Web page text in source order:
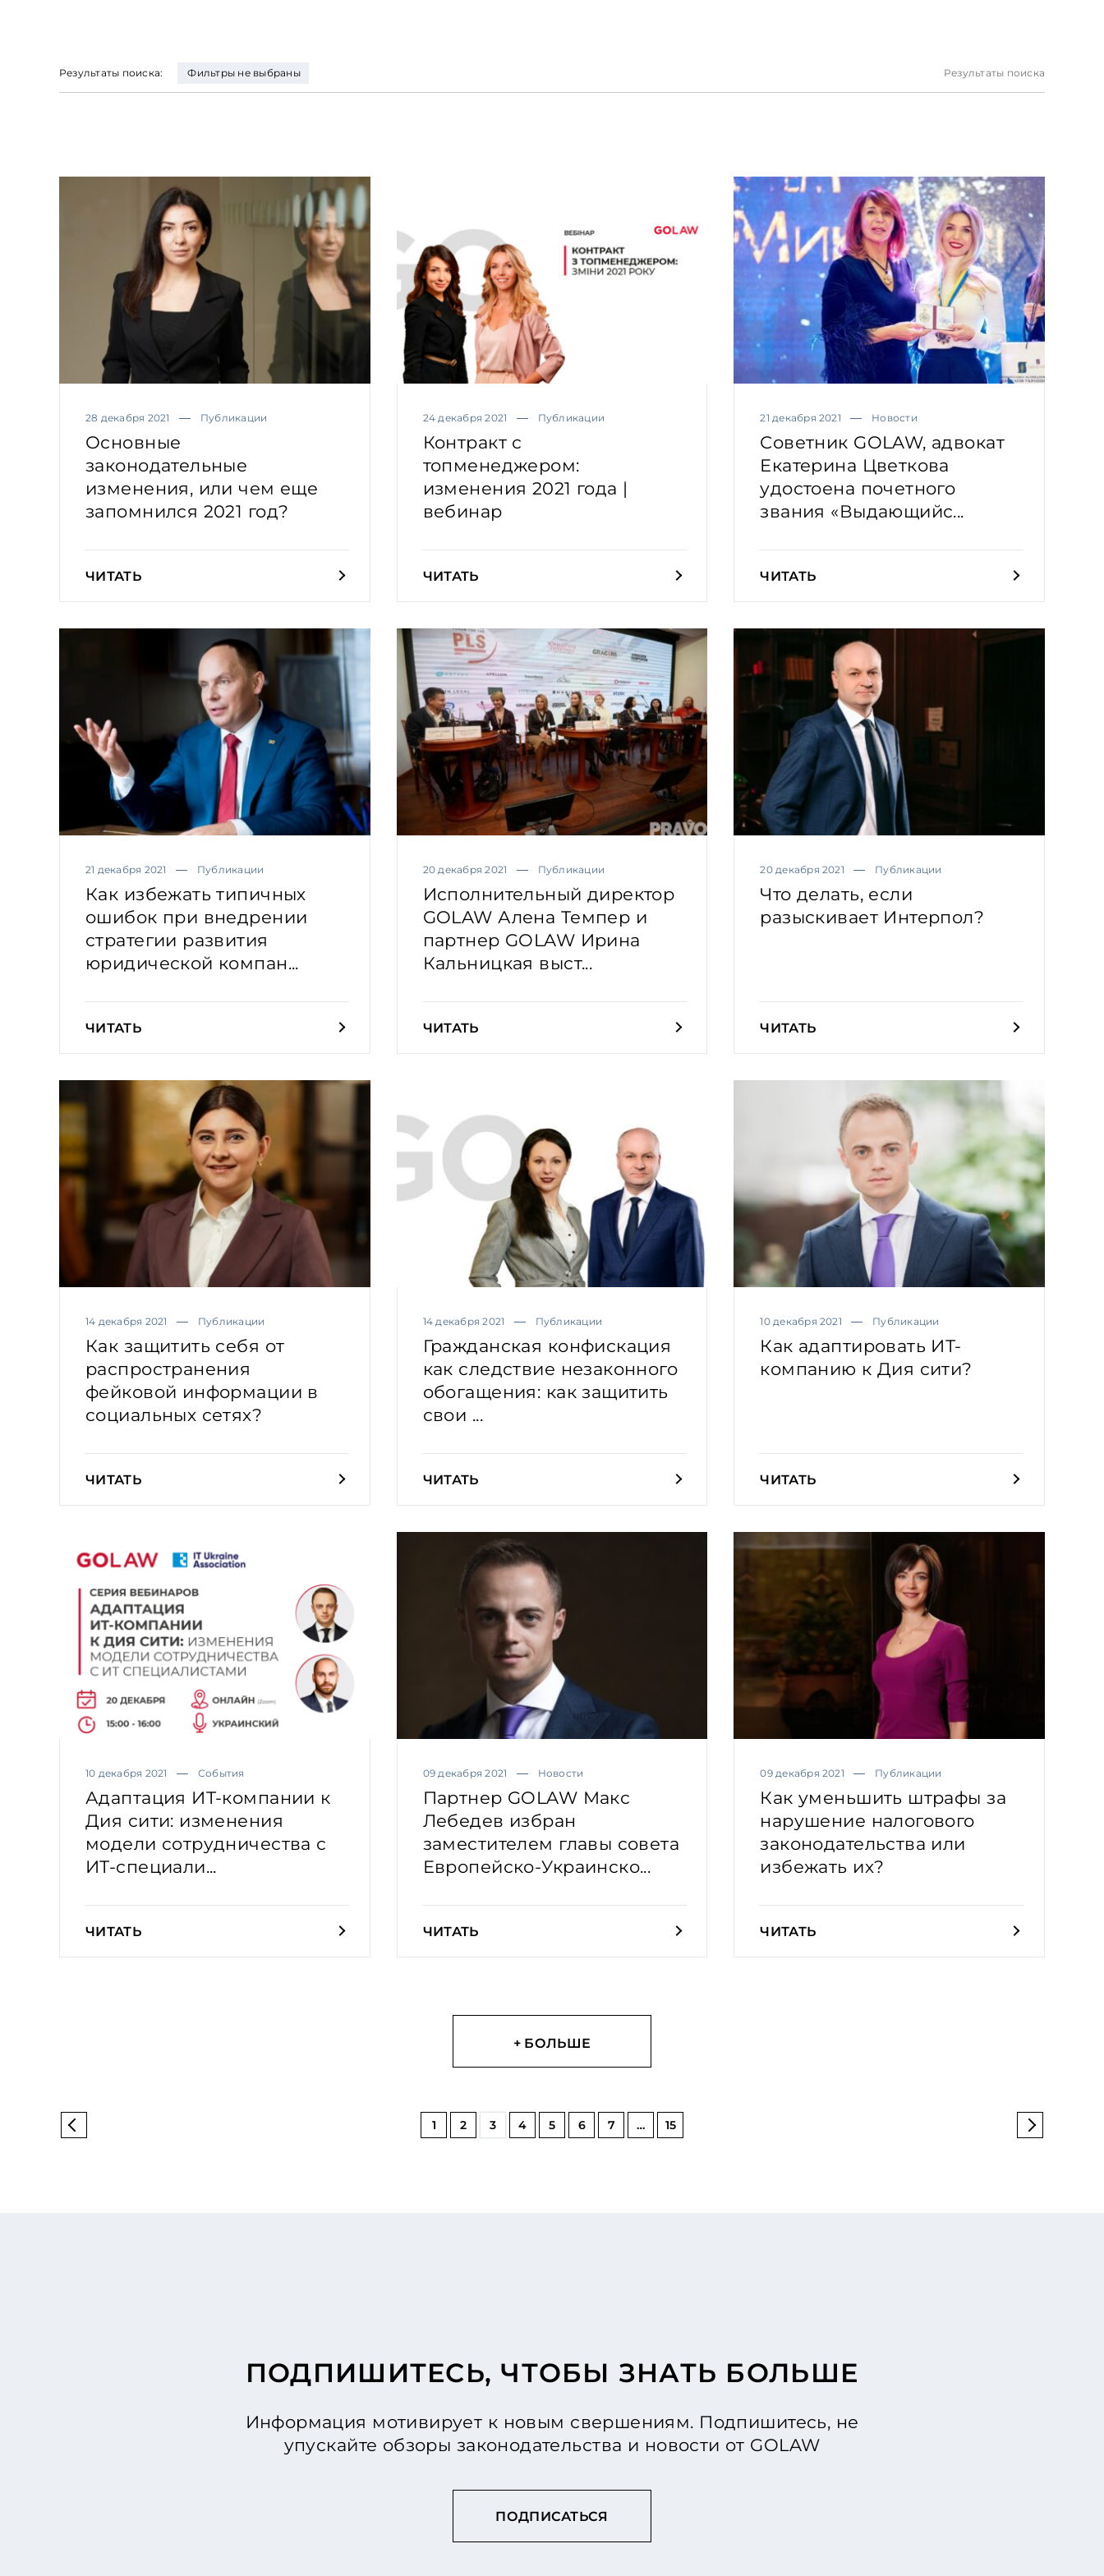
Результаты поиска: Фильтры не выбраны Результаты поиска
28 декабря 2021 Публикации
Основные
законодательные
изменения, или чем еще
запомнился 2021 год?
ЧИТАТЬ
24 декабря 2021 Публикации
Контракт с
топменеджером:
изменения 2021 года |
вебинар
ЧИТАТЬ
21 декабря 2021 Новости
Советник GOLAW, адвокат
Екатерина Цветкова
удостоена почетного
звания «Выдающийс...
ЧИТАТЬ
21 декабря 2021 Публикации
Как избежать типичных
ошибок при внедрении
стратегии развития
юридической компан...
ЧИТАТЬ
20 декабря 2021 Публикации
Исполнительный директор
GOLAW Алена Темпер и
партнер GOLAW Ирина
Кальницкая выст...
ЧИТАТЬ
20 декабря 2021 Публикации
Что делать, если
разыскивает Интерпол?
ЧИТАТЬ
14 декабря 2021 Публикации
Как защитить себя от
распространения
фейковой информации в
социальных сетях?
ЧИТАТЬ
14 декабря 2021 Публикации
Гражданская конфискация
как следствие незаконного
обогащения: как защитить
свои ...
ЧИТАТЬ
10 декабря 2021 Публикации
Как адаптировать ИТ-
компанию к Дия сити?
ЧИТАТЬ
10 декабря 2021 События
Адаптация ИТ-компании к
Дия сити: изменения
модели сотрудничества с
ИТ-специали...
ЧИТАТЬ
09 декабря 2021 Новости
Партнер GOLAW Макс
Лебедев избран
заместителем главы совета
Европейско-Украинско...
ЧИТАТЬ
09 декабря 2021 Публикации
Как уменьшить штрафы за
нарушение налогового
законодательства или
избежать их?
ЧИТАТЬ
+ БОЛЬШЕ
1 2 3 4 5 6 7 … 15
ПОДПИШИТЕСЬ, ЧТОБЫ ЗНАТЬ БОЛЬШЕ
Информация мотивирует к новым свершениям. Подпишитесь, не
упускайте обзоры законодательства и новости от GOLAW
ПОДПИСАТЬСЯ